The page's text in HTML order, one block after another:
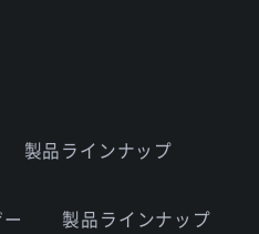
製品ラインナップ
製品ラインナップ